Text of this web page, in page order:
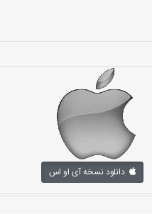
دانلود نسخه آی او اس